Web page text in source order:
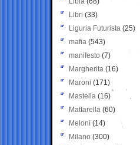
Libri (33)
Liguria Futurista (25)
mafia (543)
manifesto (7)
Margherita (16)
Maroni (171)
Mastella (16)
Mattarella (60)
Meloni (14)
Milano (300)